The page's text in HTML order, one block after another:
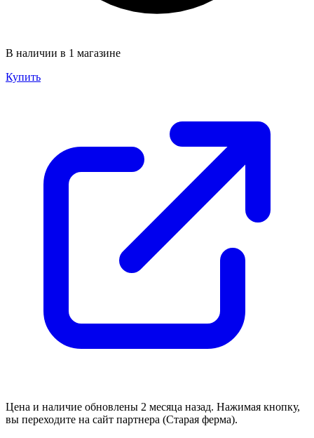
В наличии в 1 магазине
Купить
Цена и наличие обновлены 2 месяца назад. Нажимая кнопку,
вы переходите на сайт партнера (Старая ферма).